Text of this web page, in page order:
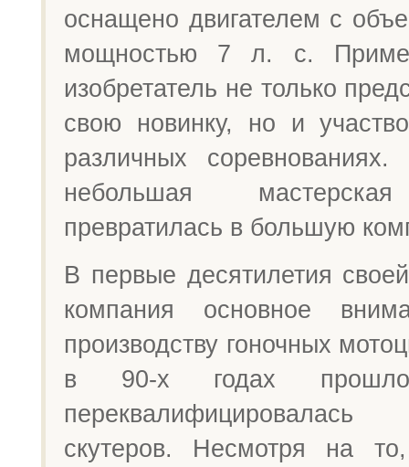
оснащено двигателем с
мощностью 7 л. с.
изобретатель не только
свою новинку, но и
различных
небольшая
превратилась в большую
В первые десятилетия
компания основное
производству гоночных
в 90-х годах
скутеров. Несмотря на